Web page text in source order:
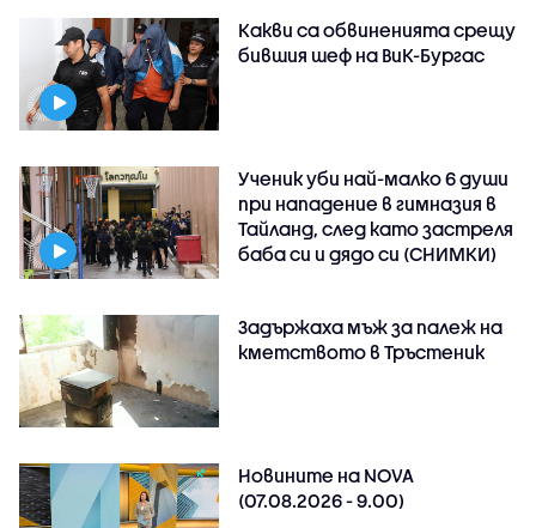
Какви са обвиненията срещу
бившия шеф на ВиК-Бургас
Ученик уби най-малко 6 души
при нападение в гимназия в
Тайланд, след като застреля
баба си и дядо си (СНИМКИ)
Задържаха мъж за палеж на
кметството в Тръстеник
Новините на NOVA
(07.08.2026 - 9.00)